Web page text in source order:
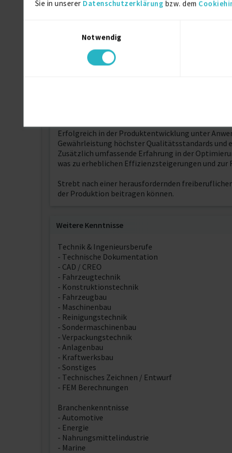
Sie in unserer Datenschutzerklärung bzw. dem
Notwendig
Erfahrener und engagierter
mechanischer Systeme und Komponenten.
Spezialisiert auf den Einsatz von modernen CAD-
Umfangreiche Erfahrung in der Automobil-,
Analysen und Berechnungen. Stark in der
Erfolgreich in der Produktentwicklung unter
Gewährleistung höchster Qualitätsstandards und
Zusätzlich umfassende Erfahrung in der
was zu erheblichen Effizienzsteigerungen und
Strebt nach einer herausfordernden
der Produktion beitragen können.
Weitere Kenntnisse
Technik & Ingenieursberufe
- Technische Dokumentation
- CAD / CREO
- Fahrzeugtechnik
- Konstruktionstechnik
- Fahrzeugbau
- Maschinenbau
- Reinigungstechnik
- Sondermaschinenbau
- Verpackungstechnik
- Anlagenbau
- Kraftwerksbau
- Sonstiges
- Technisches Zeichnen / Entwurf
- FEM Berechnungen
Branchenkenntnisse
- Automotive
- Energie
- Nahrungsmittelindustrie
- Marine